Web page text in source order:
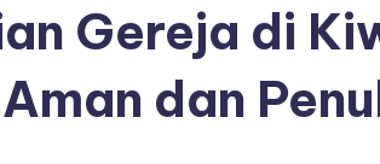
Gereja di
dan